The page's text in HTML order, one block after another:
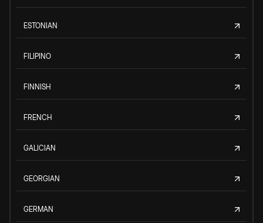
ESTONIAN
FILIPINO
FINNISH
FRENCH
GALICIAN
GEORGIAN
GERMAN